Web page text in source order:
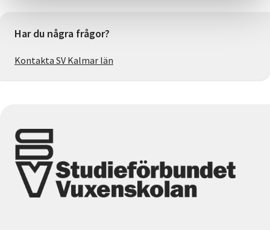
Har du några frågor?
Kontakta SV Kalmar län